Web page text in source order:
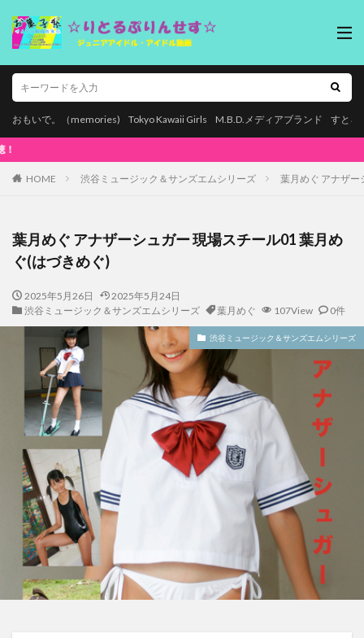
おもいで。（memories) Tokyo Kawaii Girls M.B.D.メディアブランド すとろ
HOME 渋谷ミュージック＆サンズエムシリーズ 葉月めぐ アナザー
葉月めぐ アナザーシュガー 現場スチール01 葉月め
ぐ(はづきめぐ)
2025年5月26日
2025年5月24日
渋谷ミュージック＆サンズエムシリーズ
葉月めぐ 107View 0件
渋谷ミュージック＆サンズエムシリーズ